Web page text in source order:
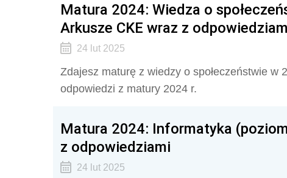
Matura 2024: Wiedza o
Arkusze CKE wraz z
24 lut 2025
Zdajesz maturę z wiedzy o społeczeństwie w
odpowiedzi z matury 2024 r.
Matura 2024: Informatyka
z odpowiedziami
24 lut 2025